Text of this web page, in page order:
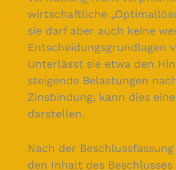
wirtschaftliche
sie darf aber auch keine
Entscheidungsgrundlagen
Unterlässt sie etwa den
steigende Belastungen
Zinsbindung, kann dies
darstellen.
Nach der
den Inhalt des